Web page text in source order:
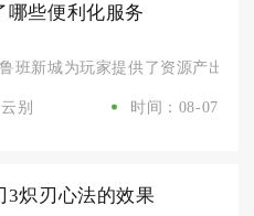
哪些便利化服务
班新城为玩家提供了资源产出提
别 时间：08-07
3炽刃心法的效果